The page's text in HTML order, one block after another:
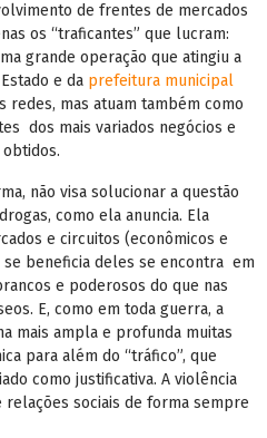
de frentes de mercados
os “traficantes” que lucram:
grande operação que atingiu a
e da prefeitura municipal
redes, mas atuam também como
dos mais variados negócios e
não visa solucionar a questão
como ela anuncia. Ela
e circuitos (econômicos e
beneficia deles se encontra em
e poderosos do que nas
E, como em toda guerra, a
mais ampla e profunda muitas
para além do “tráfico”, que
como justificativa. A violência
sociais de forma sempre